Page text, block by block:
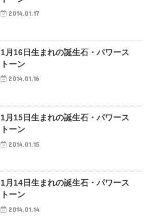
2014.01.17
1月16日生まれの誕生石・パワース
トーン
2014.01.16
1月15日生まれの誕生石・パワース
トーン
2014.01.15
1月14日生まれの誕生石・パワース
トーン
2014.01.14